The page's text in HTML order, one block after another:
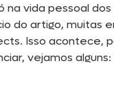
na vida pessoal
do artigo,
Isso acontece,
vejamos alguns: